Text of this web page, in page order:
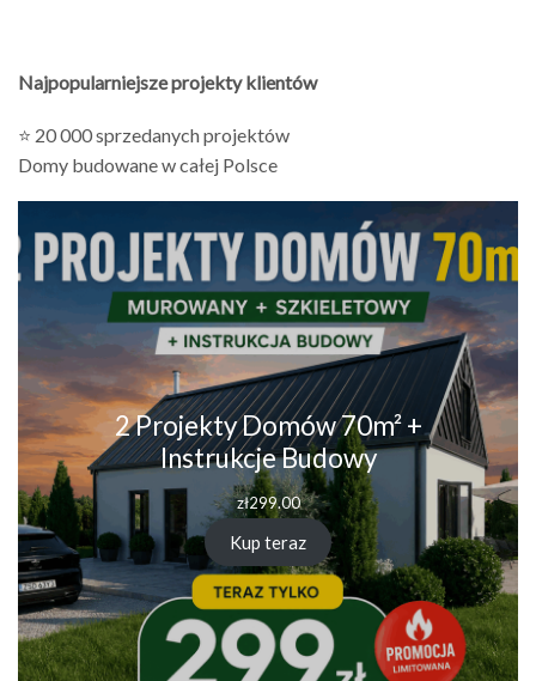
Najpopularniejsze projekty klientów
⭐ 20 000 sprzedanych projektów
Domy budowane w całej Polsce
2 Projekty Domów 70m² +
Instrukcje Budowy
zł299.00
Kup teraz